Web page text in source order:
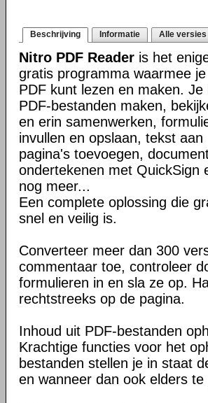
Beschrijving Informatie Alle versies
Nitro PDF Reader is het
gratis programma waarmee je
PDF kunt lezen en maken. Je
PDF-bestanden maken,
en erin samenwerken,
invullen en opslaan, tekst aan
pagina's toevoegen,
ondertekenen met QuickSign
nog meer...
Een complete oplossing die
snel en veilig is.
Converteer meer dan 300
commentaar toe, controleer
formulieren in en sla ze op.
rechtstreeks op de pagina.
Inhoud uit PDF-bestanden
Krachtige functies voor het
bestanden stellen je in staat
en wanneer dan ook elders te